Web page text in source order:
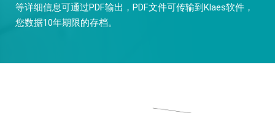
等详细信息可通过PDF输出，PDF文件可传输到Klaes软件，
您数据10年期限的存档。